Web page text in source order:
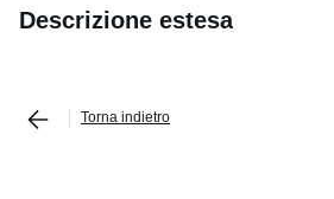
Descrizione estesa
Torna indietro